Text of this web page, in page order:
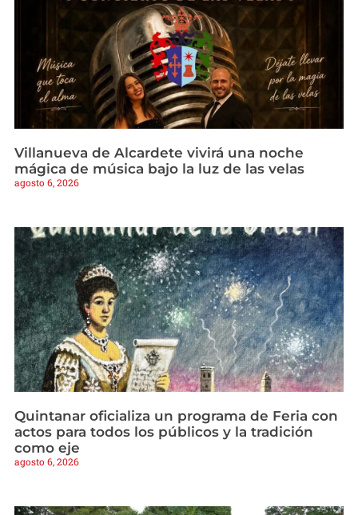
Villanueva de Alcardete vivirá una noche
mágica de música bajo la luz de las velas
agosto 6, 2026
Quintanar oficializa un programa de Feria con
actos para todos los públicos y la tradición
como eje
agosto 6, 2026